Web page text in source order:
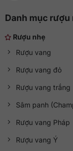
Danh mục rượu
Rượu nhẹ
Rượu vang
Rượu vang đỏ
Rượu vang trắng
Sâm panh
Rượu vang Pháp
Rượu vang Ý